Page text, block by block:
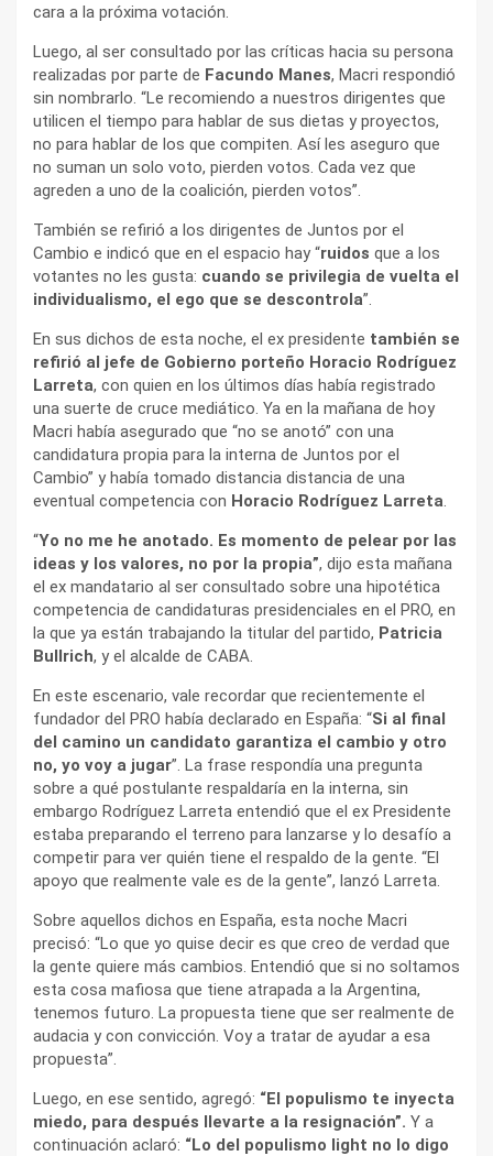
cara a la próxima votación.
Luego, al ser consultado por las críticas hacia su persona
realizadas por parte de Facundo Manes, Macri respondió
sin nombrarlo. “Le recomiendo a nuestros dirigentes que
utilicen el tiempo para hablar de sus dietas y proyectos,
no para hablar de los que compiten. Así les aseguro que
no suman un solo voto, pierden votos. Cada vez que
agreden a uno de la coalición, pierden votos”.
También se refirió a los dirigentes de Juntos por el
Cambio e indicó que en el espacio hay “ruidos que a los
votantes no les gusta: cuando se privilegia de vuelta el
individualismo, el ego que se descontrola”.
En sus dichos de esta noche, el ex presidente también se
refirió al jefe de Gobierno porteño Horacio Rodríguez
Larreta, con quien en los últimos días había registrado
una suerte de cruce mediático. Ya en la mañana de hoy
Macri había asegurado que “no se anotó” con una
candidatura propia para la interna de Juntos por el
Cambio” y había tomado distancia distancia de una
eventual competencia con Horacio Rodríguez Larreta.
“Yo no me he anotado. Es momento de pelear por las
ideas y los valores, no por la propia”, dijo esta mañana
el ex mandatario al ser consultado sobre una hipotética
competencia de candidaturas presidenciales en el PRO, en
la que ya están trabajando la titular del partido, Patricia
Bullrich, y el alcalde de CABA.
En este escenario, vale recordar que recientemente el
fundador del PRO había declarado en España: “Si al final
del camino un candidato garantiza el cambio y otro
no, yo voy a jugar”. La frase respondía una pregunta
sobre a qué postulante respaldaría en la interna, sin
embargo Rodríguez Larreta entendió que el ex Presidente
estaba preparando el terreno para lanzarse y lo desafío a
competir para ver quién tiene el respaldo de la gente. “El
apoyo que realmente vale es de la gente”, lanzó Larreta.
Sobre aquellos dichos en España, esta noche Macri
precisó: “Lo que yo quise decir es que creo de verdad que
la gente quiere más cambios. Entendió que si no soltamos
esta cosa mafiosa que tiene atrapada a la Argentina,
tenemos futuro. La propuesta tiene que ser realmente de
audacia y con convicción. Voy a tratar de ayudar a esa
propuesta”.
Luego, en ese sentido, agregó: “El populismo te inyecta
miedo, para después llevarte a la resignación”. Y a
continuación aclaró: “Lo del populismo light no lo digo